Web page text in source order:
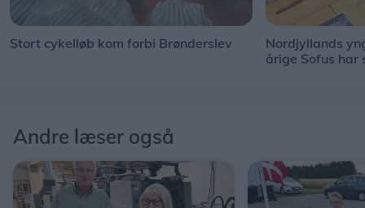
Stort cykelløb kom forbi Brønderslev
Nordjyllands
årige Sofus har
Andre læser også